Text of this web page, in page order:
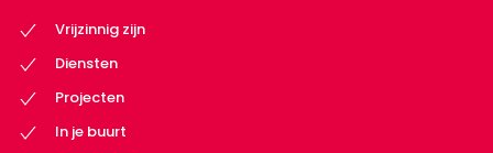
Vrijzinnig zijn
Diensten
Projecten
In je buurt